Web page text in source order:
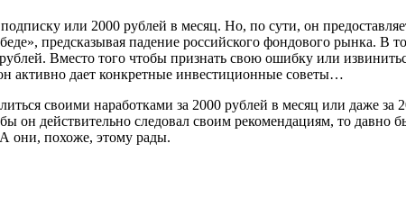
или 2000 рублей в месяц. Но, по сути, он
предсказывая падение российского фондового рынка. В
Вместо того чтобы признать свою ошибку или
активно дает конкретные инвестиционные советы…
своими наработками за 2000 рублей в месяц или даже за
действительно следовал своим рекомендациям, то давно
они, похоже, этому рады.